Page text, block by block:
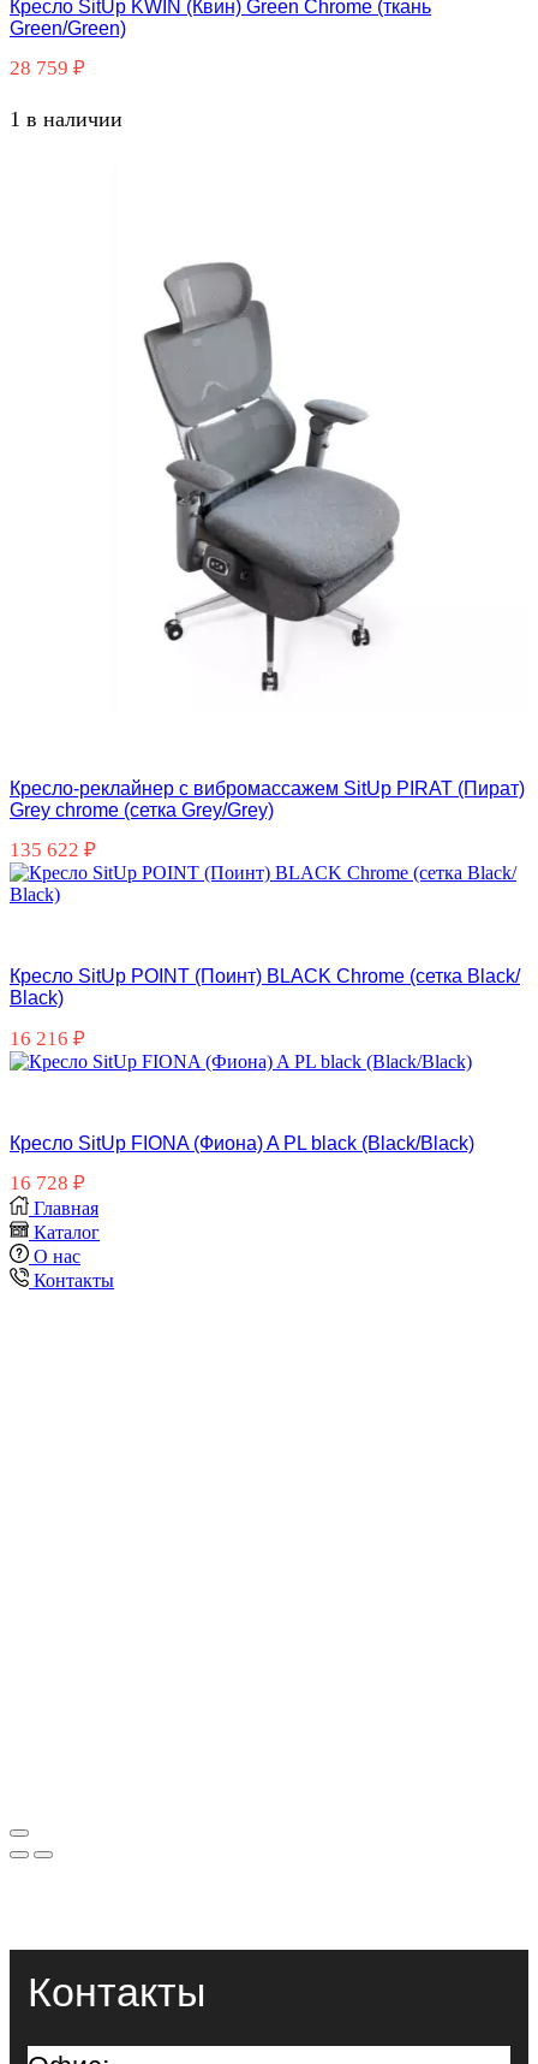
Кресло SitUp KWIN (Квин) Green Chrome (ткань
Green/Green)
28 759 ₽
1 в наличии
Кресло-реклайнер с вибромассажем SitUp PIRAT (Пират)
Grey chrome (сетка Grey/Grey)
135 622 ₽
Кресло SitUp POINT (Поинт) BLACK Chrome (сетка Black/
Black)
16 216 ₽
Кресло SitUp FIONA (Фиона) A PL black (Black/Black)
16 728 ₽
Главная
Каталог
О нас
Контакты
Контакты